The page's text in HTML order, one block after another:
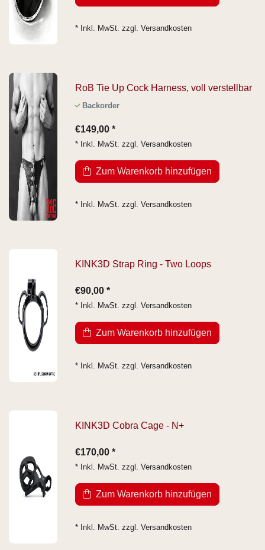
* Inkl. MwSt. zzgl. Versandkosten
RoB Tie Up Cock Harness, voll verstellbar
Backorder
€149,00 *
* Inkl. MwSt. zzgl. Versandkosten
Zum Warenkorb hinzufügen
* Inkl. MwSt. zzgl. Versandkosten
KINK3D Strap Ring - Two Loops
€90,00 *
* Inkl. MwSt. zzgl. Versandkosten
Zum Warenkorb hinzufügen
* Inkl. MwSt. zzgl. Versandkosten
KINK3D Cobra Cage - N+
€170,00 *
* Inkl. MwSt. zzgl. Versandkosten
Zum Warenkorb hinzufügen
* Inkl. MwSt. zzgl. Versandkosten